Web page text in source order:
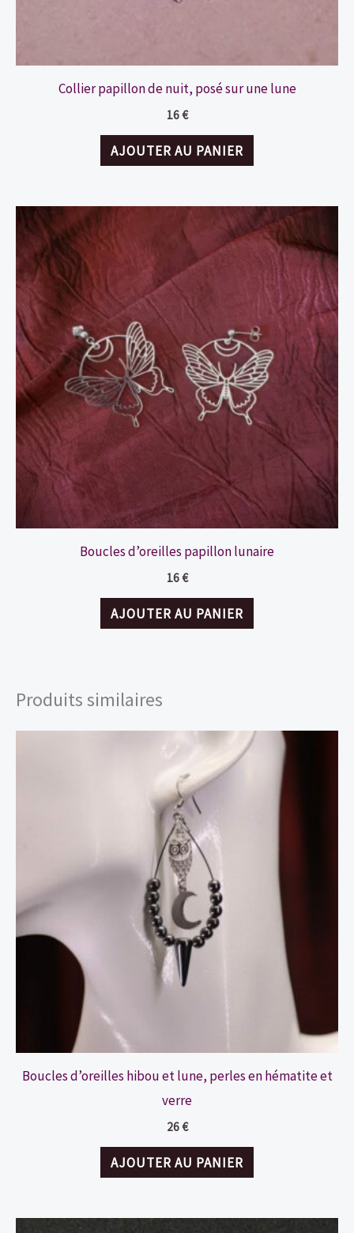
Collier papillon de nuit, posé sur une lune
16€
AJOUTER AU PANIER
Boucles d’oreilles papillon lunaire
16€
AJOUTER AU PANIER
Produits similaires
Boucles d’oreilles hibou et lune, perles en hématite et
verre
26€
AJOUTER AU PANIER